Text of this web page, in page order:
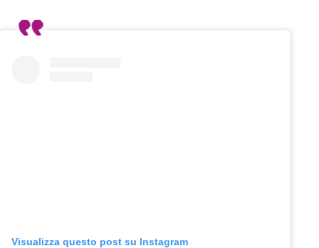
Visualizza questo post su Instagram